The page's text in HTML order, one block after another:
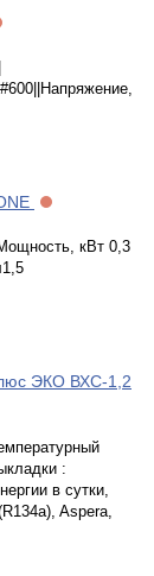
кВт 0,3
ЭКО ВХС-1,2
:
в сутки,
Aspera,